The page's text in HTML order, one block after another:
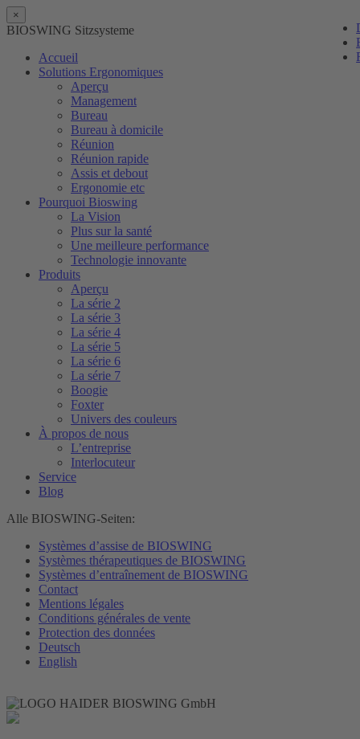
×
BIOSWING Sitzsysteme
Accueil
Solutions Ergonomiques
Aperçu
Management
Bureau
Bureau à domicile
Réunion
Réunion rapide
Assis et debout
Ergonomie etc
Pourquoi Bioswing
La Vision
Plus sur la santé
Une meilleure performance
Technologie innovante
Produits
Aperçu
La série 2
La série 3
La série 4
La série 5
La série 6
La série 7
Boogie
Foxter
Univers des couleurs
À propos de nous
L’entreprise
Interlocuteur
Service
Blog
Alle BIOSWING-Seiten:
Systèmes d’assise de BIOSWING
Systèmes thérapeutiques de BIOSWING
Systèmes d’entraînement de BIOSWING
Contact
Mentions légales
Conditions générales de vente
Protection des données
Deutsch
English